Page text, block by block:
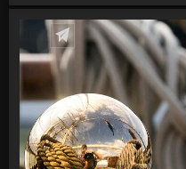
Écrire un commentaire